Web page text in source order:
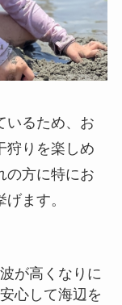
いるため、お
狩りを楽しめ
の方に特にお
ます。
が高くなりに
心して海辺を